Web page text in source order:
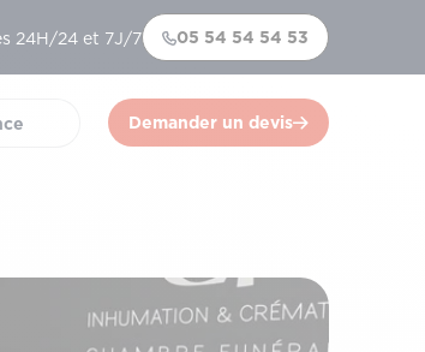
24H/24 et 7J/7 05 54 54 54 53
Demander un devis